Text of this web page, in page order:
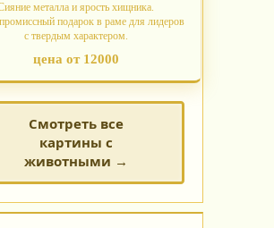
металла и ярость хищника.
подарок в раме для лидеров
с твердым характером.
цена от 12000
Смотреть все
картины с
животными →